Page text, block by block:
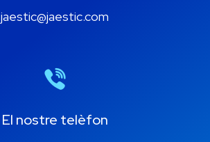
jaestic@jaestic.com
El nostre telèfon